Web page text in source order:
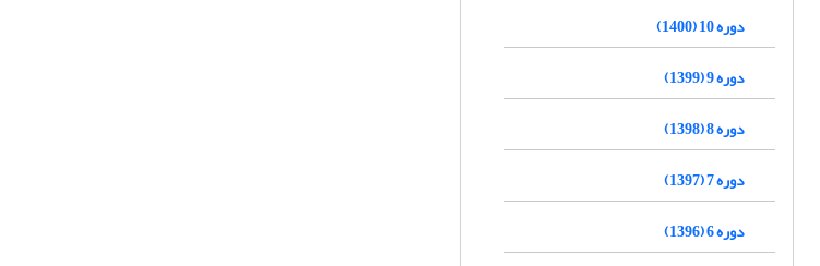
دوره 10 (1400)
دوره 9 (1399)
دوره 8 (1398)
دوره 7 (1397)
دوره 6 (1396)